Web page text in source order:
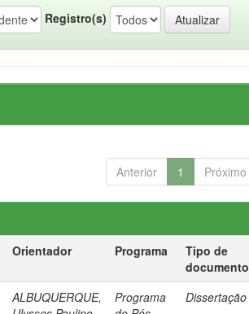
Registro(s)
Anterior 1 Próximo
Orientador Programa
Tipo de
documento
ALBUQUERQUE,
Programa
Dissertação